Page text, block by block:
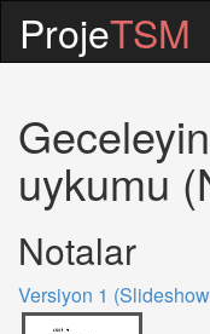
ProjeTSM
uykumu
Notalar
Versiyon 1